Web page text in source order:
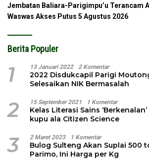
Jembatan Baliara-Parigimpu’u Terancam
Waswas Akses Putus 5 Agustus 2026
Berita Populer
1 13 Januari 2022 2 Komentar
2022 Disdukcapil Parigi
Selesaikan NIK Bermasalah
2 15 September 2021 1 Komentar
Kelas Literasi Sains
kupu ala Citizen Science
3 2 Maret 2023 1 Komentar
Bulog Sulteng Akan Suplai 500
Parimo, Ini Harga per Kg